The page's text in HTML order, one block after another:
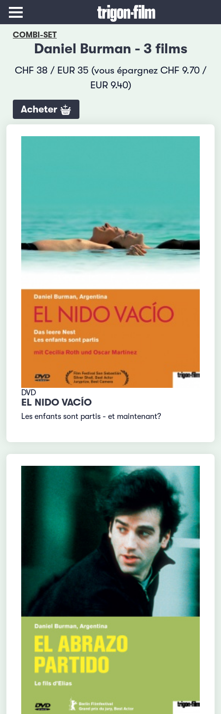
COMBI-SET
Daniel Burman - 3 films
CHF 38 / EUR 35 (vous épargnez CHF 9.70 /
EUR 9.40)
Acheter
DVD
EL NIDO VACÍO
Les enfants sont partis - et maintenant?